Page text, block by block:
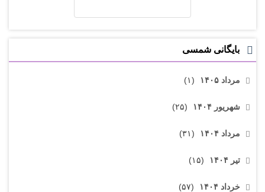
بایگانی شمسی
مرداد ۱۴۰۵ (۱)
شهریور ۱۴۰۴ (۲۵)
مرداد ۱۴۰۴ (۳۱)
تیر ۱۴۰۴ (۱۵)
خرداد ۱۴۰۴ (۵۷)